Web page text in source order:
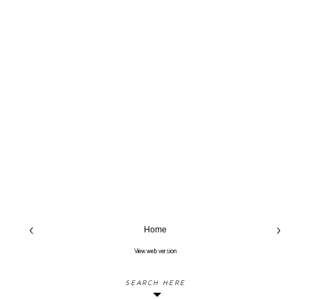
‹ ›
Home
View web version